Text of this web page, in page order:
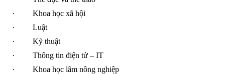
·
Khoa học xã hội
·
Luật
·
Kỹ thuật
·
Thông tin điện tử – IT
·
Khoa học lâm nông nghiệp